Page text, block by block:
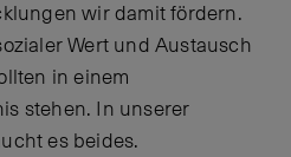
wir damit fördern.
Wert und Austausch
in einem
stehen. In unserer
es beides.